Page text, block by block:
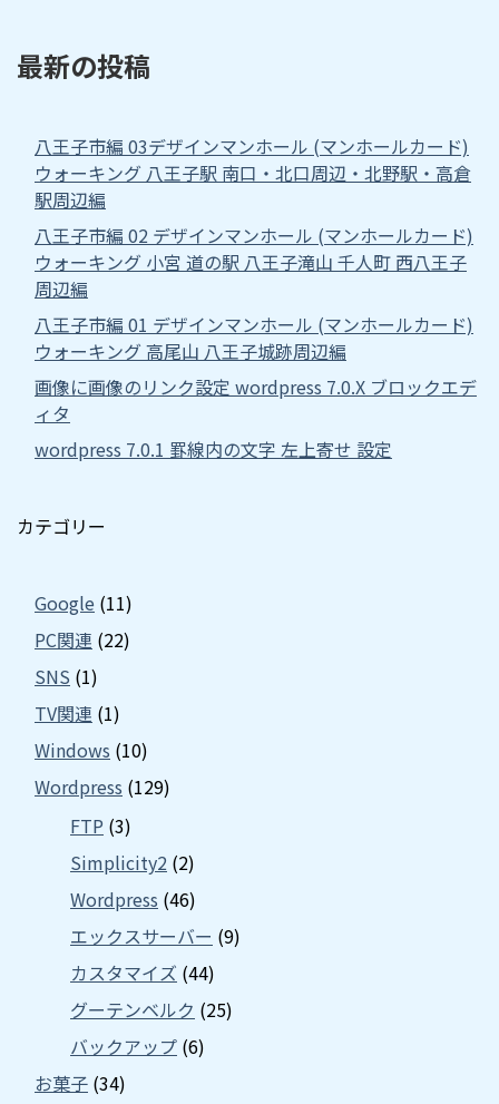
最新の投稿
八王子市編 03デザインマンホール (マンホールカード)
ウォーキング 八王子駅 南口・北口周辺・北野駅・高倉
駅周辺編
八王子市編 02 デザインマンホール (マンホールカード)
ウォーキング 小宮 道の駅 八王子滝山 千人町 西八王子
周辺編
八王子市編 01 デザインマンホール (マンホールカード)
ウォーキング 高尾山 八王子城跡周辺編
画像に画像のリンク設定 wordpress 7.0.X ブロックエデ
ィタ
wordpress 7.0.1 罫線内の文字 左上寄せ 設定
カテゴリー
Google (11)
PC関連 (22)
SNS (1)
TV関連 (1)
Windows (10)
Wordpress (129)
FTP (3)
Simplicity2 (2)
Wordpress (46)
エックスサーバー (9)
カスタマイズ (44)
グーテンベルク (25)
バックアップ (6)
お菓子 (34)